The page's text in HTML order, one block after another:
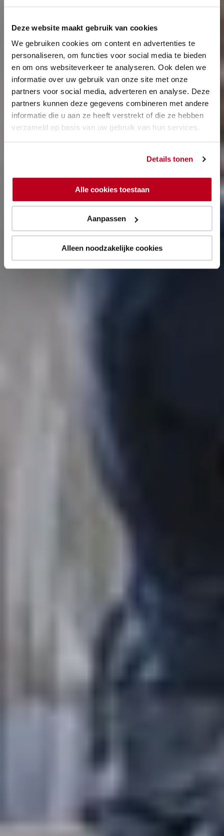
Deze website maakt gebruik van cookies
We gebruiken cookies om content en advertenties te
personaliseren, om functies voor social media te bieden
en om ons websiteverkeer te analyseren. Ook delen we
informatie over uw gebruik van onze site met onze
partners voor social media, adverteren en analyse. Deze
partners kunnen deze gegevens combineren met andere
informatie die u aan ze heeft verstrekt of die ze hebben
verzameld op basis van uw gebruik van hun services.
Details tonen
Alle cookies toestaan
Aanpassen
Alleen noodzakelijke cookies